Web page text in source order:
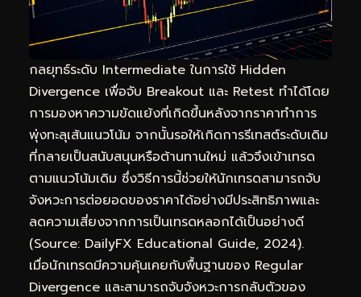
กลยุทธ์ระดับ Intermediate ในการใช้ Hidden
Divergence เพื่อจับ Breakout และ Retest ทำได้โดย
การมองหาความขัดแย้งที่เกิดขึ้นหลังจากราคาทำการ
พุ่งทะลุเส้นแนวโน้ม จากนั้นรอให้เกิดการรีเทสต์ระดับเดิม
ที่กลายเป็นสนับสนุนหรือต้านทานใหม่ แล้วจึงเข้าเทรด
ตามแนวโน้มเดิม ซึ่งวิธีการนี้ช่วยให้นักเทรดสามารถจับ
จังหวะการต่อยอดของราคาได้อย่างมีประสิทธิภาพและ
ลดความเสี่ยงจากการเป็นเทรดหลอกได้เป็นอย่างดี
(Source: DailyFX Educational Guide, 2024).
เมื่อนักเทรดมีความคุ้นเคยกับพื้นฐานของ Regular
Divergence และสามารถจับจังหวะการกลับตัวของ